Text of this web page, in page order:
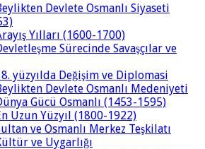
Devlete Osmanlı Siyaseti
Yılları (1600-1700)
Sürecinde Savaşçılar ve
yüzyılda Değişim ve Diplomasi
Devlete Osmanlı Medeniyeti
Gücü Osmanlı (1453-1595)
Uzun Yüzyıl (1800-1922)
ve Osmanlı Merkez Teşkilatı
ve Uygarlığı